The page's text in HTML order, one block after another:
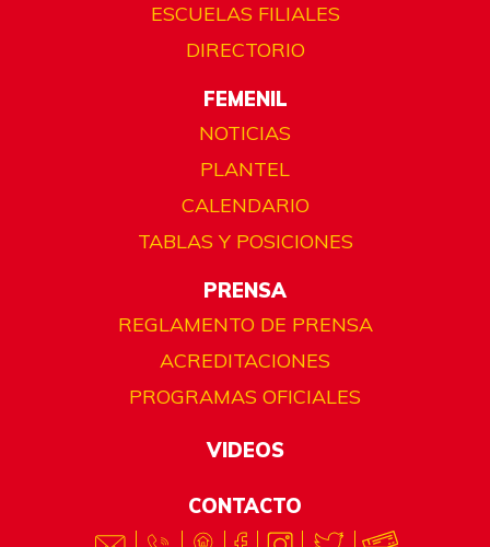
ESCUELAS FILIALES
DIRECTORIO
FEMENIL
NOTICIAS
PLANTEL
CALENDARIO
TABLAS Y POSICIONES
PRENSA
REGLAMENTO DE PRENSA
ACREDITACIONES
PROGRAMAS OFICIALES
VIDEOS
CONTACTO